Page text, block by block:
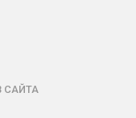
САЙТА